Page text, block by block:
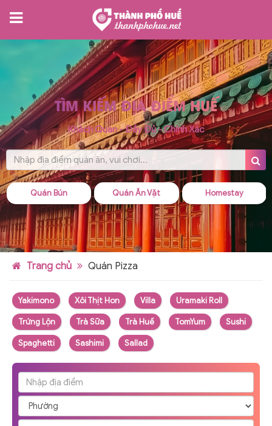
TÌM KIẾM ĐỊA ĐIỂM HUẾ
Khách Quan - Đầy Đủ - Chính Xác
Quán Bún Quán Ăn Vặt Homestay
Trang chủ Quán Pizza
Yakimono Xôi Thịt Hon Villa Uramaki Roll
Trứng Lộn Trà Sữa Trà Huế TomYum Sushi
Spaghetti Sashimi Sallad